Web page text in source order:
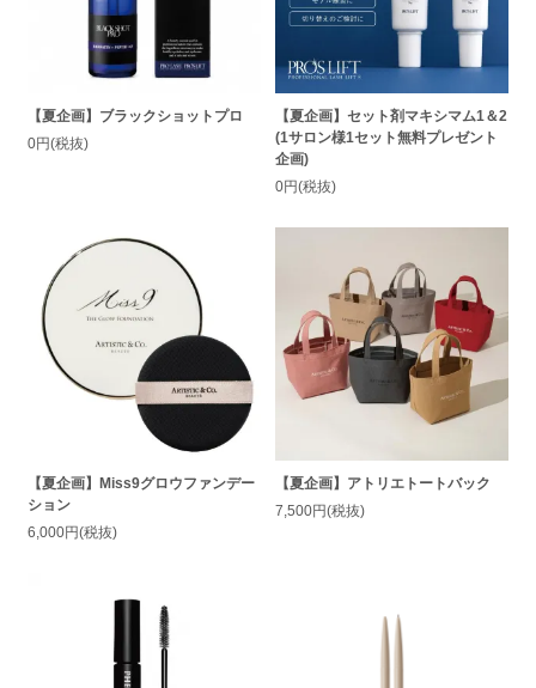
【夏企画】ブラックショットプロ
0円(税抜)
【夏企画】セット剤マキシマム1＆2
(1サロン様1セット無料プレゼント
企画)
0円(税抜)
【夏企画】Miss9グロウファンデー
ション
6,000円(税抜)
【夏企画】アトリエトートバック
7,500円(税抜)